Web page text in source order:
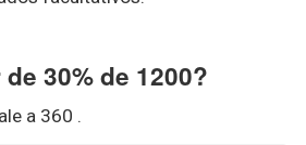
30% de 1200?
a 360 .